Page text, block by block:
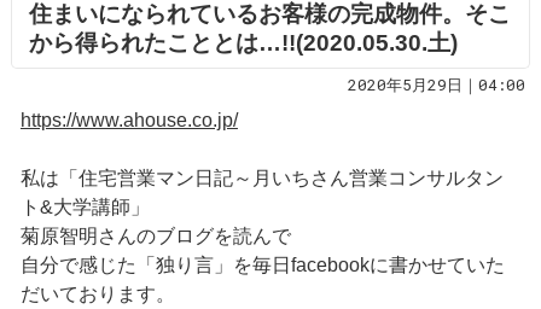
住まいになられているお客様の完成物件。そこ
から得られたこととは…!!(2020.05.30.土)
2020年5月29日｜04:00
https://www.ahouse.co.jp/
私は「住宅営業マン日記～月いちさん営業コンサルタン
ト&大学講師」
菊原智明さんのブログを読んで
自分で感じた「独り言」を毎日facebookに書かせていた
だいております。